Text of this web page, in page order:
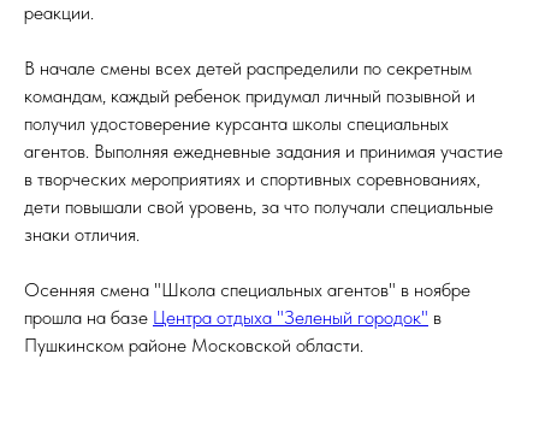
реакции.
В начале смены всех детей распределили по секретным
командам, каждый ребенок придумал личный позывной и
получил удостоверение курсанта школы специальных
агентов. Выполняя ежедневные задания и принимая участие
в творческих мероприятиях и спортивных соревнованиях,
дети повышали свой уровень, за что получали специальные
знаки отличия.
Осенняя смена "Школа специальных агентов" в ноябре
прошла на базе Центра отдыха "Зеленый городок" в
Пушкинском районе Московской области.